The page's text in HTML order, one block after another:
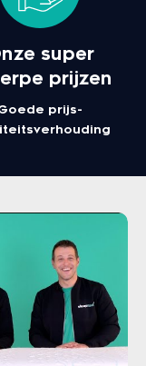
super
prijzen
prijs-